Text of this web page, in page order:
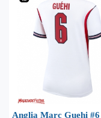
Anglia Marc Guehi #6